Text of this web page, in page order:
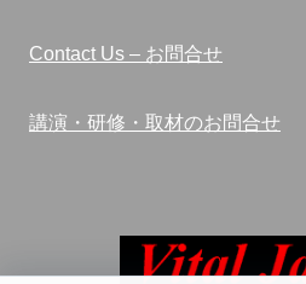
Contact Us – お問合せ
講演・研修・取材のお問合せ